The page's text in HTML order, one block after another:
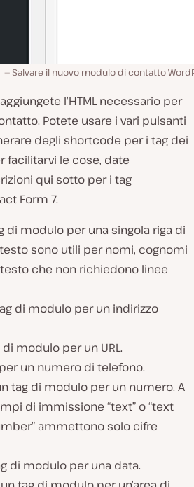
Salvare il nuovo modulo di contatto
l’HTML necessario per
Potete usare i vari pulsanti
degli shortcode per i tag dei
facilitarvi le cose, date
qui sotto per i tag
Form 7.
di modulo per una singola riga di
sono utili per nomi, cognomi
che non richiedono linee
di modulo per un indirizzo
di modulo per un URL.
un numero di telefono.
tag di modulo per un numero. A
di immissione “text” o “text
ammettono solo cifre
di modulo per una data.